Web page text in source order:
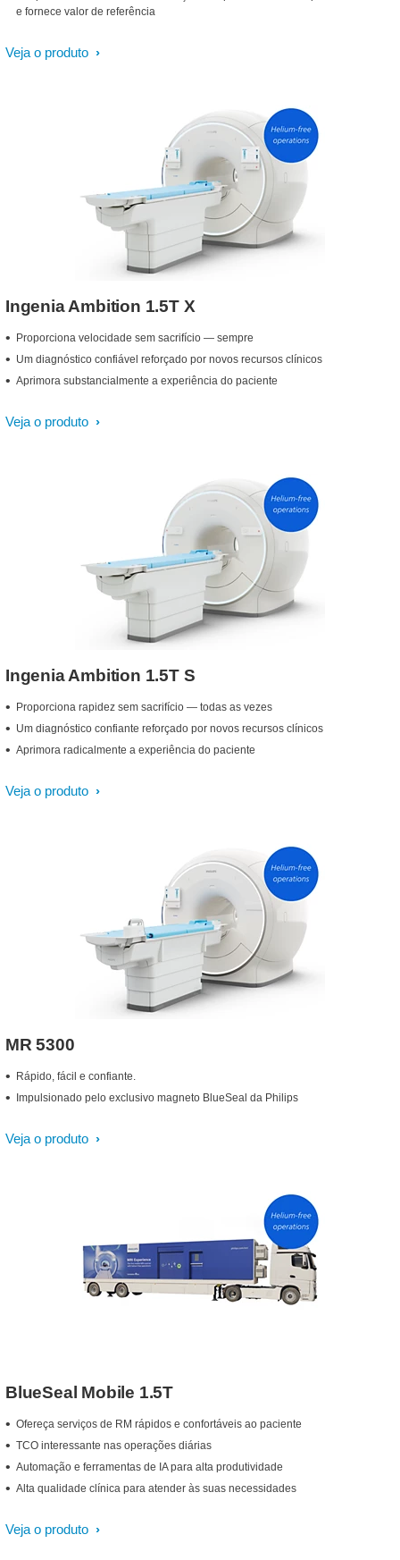
e fornece valor de referência
Veja o produto
Ingenia Ambition 1.5T X
Proporciona velocidade sem sacrifício — sempre
Um diagnóstico confiável reforçado por novos recursos clínicos
Aprimora substancialmente a experiência do paciente
Veja o produto
Ingenia Ambition 1.5T S
Proporciona rapidez sem sacrifício — todas as vezes
Um diagnóstico confiante reforçado por novos recursos clínicos
Aprimora radicalmente a experiência do paciente
Veja o produto
MR 5300
Rápido, fácil e confiante.
Impulsionado pelo exclusivo magneto BlueSeal da Philips
Veja o produto
BlueSeal Mobile 1.5T
Ofereça serviços de RM rápidos e confortáveis ao paciente
TCO interessante nas operações diárias
Automação e ferramentas de IA para alta produtividade
Alta qualidade clínica para atender às suas necessidades
Veja o produto